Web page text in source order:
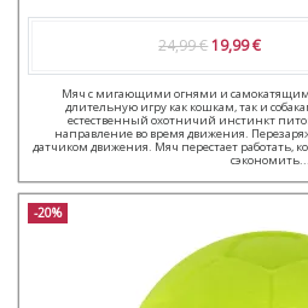
24,99 €19,99 €
Мяч с мигающими огнями и
длительную игру как кошкам, так и
естественный охотничий инстинкт
направление во время движения.
датчиком движения. Мяч перестает работать,
сэкономить...
-20%